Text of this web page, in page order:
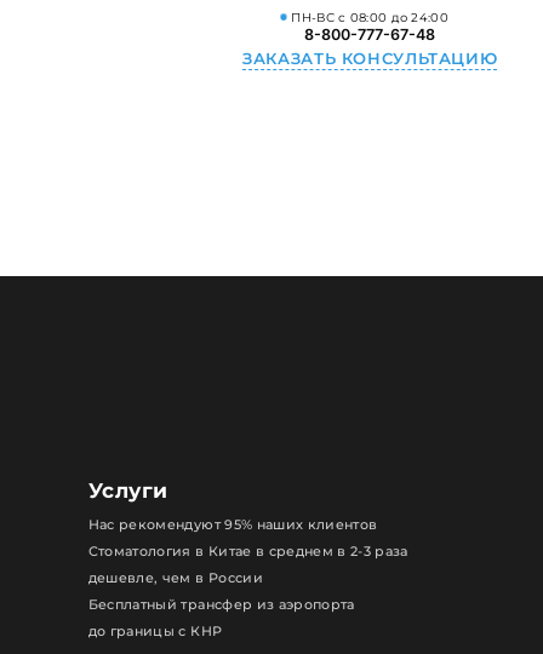
ПН-ВС с 08:00 до 24:00
8-800-777-67-48
ЗАКАЗАТЬ КОНСУЛЬТАЦИЮ
Услуги
Нас рекомендуют 95% наших клиентов
Стоматология в Китае в среднем в 2-3 раза
дешевле, чем в России
Бесплатный трансфер из аэропорта
до границы с КНР